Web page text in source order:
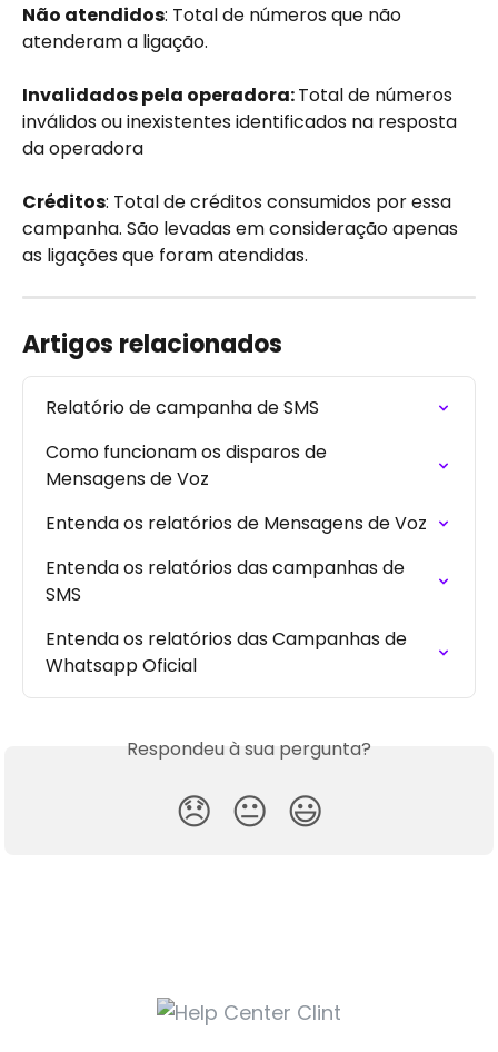
Não atendidos: Total de números que não
atenderam a ligação.
Invalidados pela operadora: Total de números
inválidos ou inexistentes identificados na resposta
da operadora
Créditos: Total de créditos consumidos por essa
campanha. São levadas em consideração apenas
as ligações que foram atendidas.
Artigos relacionados
Relatório de campanha de SMS
Como funcionam os disparos de
Mensagens de Voz
Entenda os relatórios de Mensagens de Voz
Entenda os relatórios das campanhas de
SMS
Entenda os relatórios das Campanhas de
Whatsapp Oficial
Respondeu à sua pergunta?
😞 😐 😃